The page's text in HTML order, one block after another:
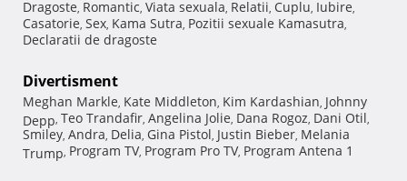
Dragoste, Romantic, Viata sexuala, Relatii, Cuplu, Iubire,
Casatorie, Sex, Kama Sutra, Pozitii sexuale Kamasutra,
Declaratii de dragoste
Divertisment
Meghan Markle, Kate Middleton, Kim Kardashian, Johnny
Depp, Teo Trandafir, Angelina Jolie, Dana Rogoz, Dani Otil,
Smiley, Andra, Delia, Gina Pistol, Justin Bieber, Melania
Trump, Program TV, Program Pro TV, Program Antena 1